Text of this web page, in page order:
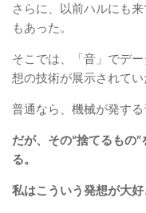
さらに、以前ハルにも
もあった。
そこでは、「音」でデ
想の技術が展示されてい
普通なら、機械が発する
だが、その“捨てるもの
る。
私はこういう発想が大好